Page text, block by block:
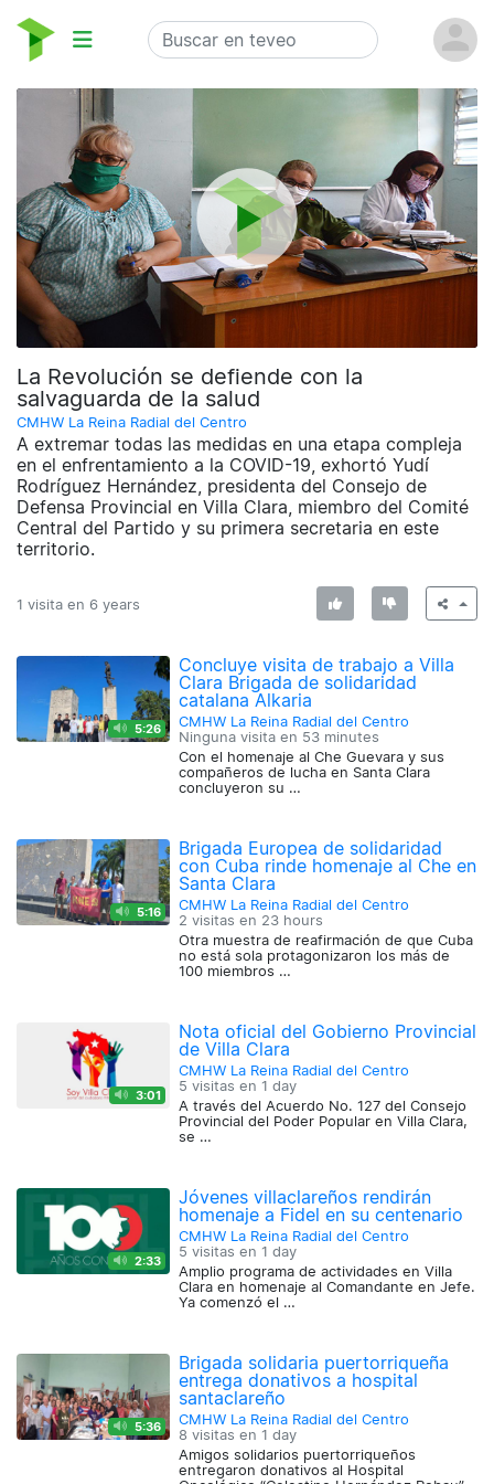
La Revolución se defiende con la
salvaguarda de la salud
CMHW La Reina Radial del Centro
A extremar todas las medidas en una etapa compleja
en el enfrentamiento a la COVID-19, exhortó Yudí
Rodríguez Hernández, presidenta del Consejo de
Defensa Provincial en Villa Clara, miembro del Comité
Central del Partido y su primera secretaria en este
territorio.
1 visita en 6 years
5:26
Concluye visita de trabajo a Villa
Clara Brigada de solidaridad
catalana Alkaria
CMHW La Reina Radial del Centro
Ninguna visita en 53 minutes
Con el homenaje al Che Guevara y sus
compañeros de lucha en Santa Clara
concluyeron su …
5:16
Brigada Europea de solidaridad
con Cuba rinde homenaje al Che en
Santa Clara
CMHW La Reina Radial del Centro
2 visitas en 23 hours
Otra muestra de reafirmación de que Cuba
no está sola protagonizaron los más de
100 miembros …
3:01
Nota oficial del Gobierno Provincial
de Villa Clara
CMHW La Reina Radial del Centro
5 visitas en 1 day
A través del Acuerdo No. 127 del Consejo
Provincial del Poder Popular en Villa Clara,
se …
2:33
Jóvenes villaclareños rendirán
homenaje a Fidel en su centenario
CMHW La Reina Radial del Centro
5 visitas en 1 day
Amplio programa de actividades en Villa
Clara en homenaje al Comandante en Jefe.
Ya comenzó el …
5:36
Brigada solidaria puertorriqueña
entrega donativos a hospital
santaclareño
CMHW La Reina Radial del Centro
8 visitas en 1 day
Amigos solidarios puertorriqueños
entregaron donativos al Hospital